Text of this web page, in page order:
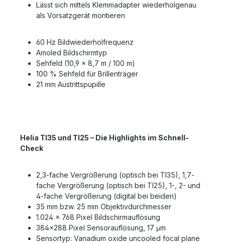
Lässt sich mittels Klemmadapter wiederholgenau
als Vorsatzgerät montieren
60 Hz Bildwiederholfrequenz
Amoled Bildschirmtyp
Sehfeld (10,9 x 8,7 m / 100 m)
100 % Sehfeld für Brillenträger
21 mm Austrittspupille
Helia TI35 und TI25 – Die Highlights im Schnell-
Check
2,3-fache Vergrößerung (optisch bei TI35), 1,7-
fache Vergrößerung (optisch bei TI25), 1-, 2- und
4-fache Vergrößerung (digital bei beiden)
35 mm bzw. 25 mm Objektivdurchmesser
1.024 × 768 Pixel Bildschirmauflösung
384x288 Pixel Sensorauflösung, 17 μm
Sensortyp: Vanadium oxide uncooled focal plane